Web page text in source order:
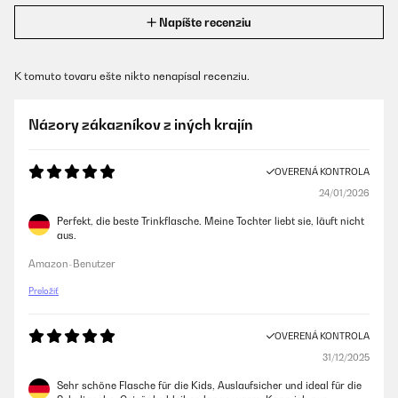
Napíšte recenziu
K tomuto tovaru ešte nikto nenapísal recenziu.
Názory zákazníkov z iných krajín
OVERENÁ KONTROLA
24/01/2026
Perfekt, die beste Trinkflasche. Meine Tochter liebt sie, läuft nicht
aus.
Amazon-Benutzer
Preložiť
OVERENÁ KONTROLA
31/12/2025
Sehr schöne Flasche für die Kids, Auslaufsicher und ideal für die